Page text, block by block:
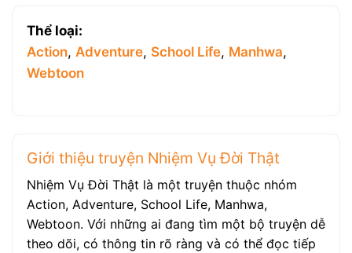
Thể loại:
Action, Adventure, School Life, Manhwa,
Webtoon
Giới thiệu truyện Nhiệm Vụ Đời Thật
Nhiệm Vụ Đời Thật là một truyện thuộc nhóm
Action, Adventure, School Life, Manhwa,
Webtoon. Với những ai đang tìm một bộ truyện dễ
theo dõi, có thông tin rõ ràng và có thể đọc tiếp